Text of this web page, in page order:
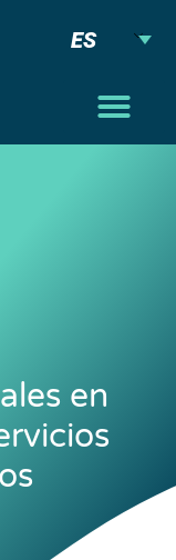
ES
en